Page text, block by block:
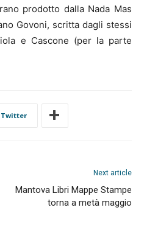
prodotto dalla Nada Mas
Govoni, scritta dagli stessi
e Cascone (per la parte
Twitter
Next article
Mantova Libri Mappe Stampe
torna a metà maggio